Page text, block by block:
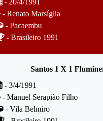
- 20/4/1991
- Renato Marsíglia
- Pacaembu
- Brasileiro 1991
Santos 1 X 1
- 3/4/1991
- Manuel Serapião Filho
- Vila Belmiro